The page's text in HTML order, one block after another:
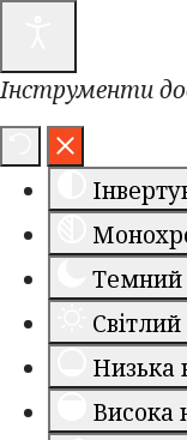
Інструменти
Темний
Низька
Висока